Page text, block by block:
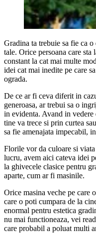
Gradina ta trebuie sa fie ca
tale. Orice persoana care sta
constant la cat mai multe
idei cat mai inedite pe care
ograda.
De ce ar fi ceva diferit in
generoasa, ar trebui sa o
in evidenta. Avand in
tine va trece si prin curtea
sa fie amenajata impecabil,
Florile vor da culoare si
lucru, avem aici cateva idei
la ghivecele clasice pentru
aparte, cum ar fi masinile.
Orice masina veche pe care
care o poti cumpara de la
enormal pentru estetica
nu mai functioneaza, vei
care probabil a poluat multi